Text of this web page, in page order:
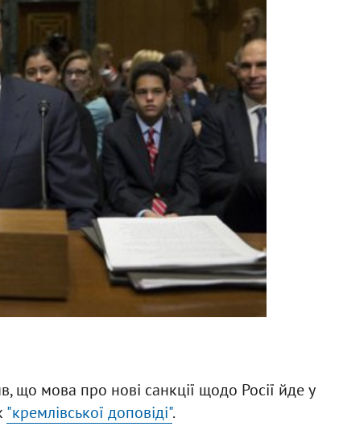
що мова про нові санкції щодо Росії йде у
"кремлівської доповіді".